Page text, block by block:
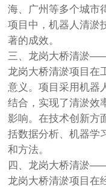
海、广州等多个城市
项目中，机器人清淤
著的成效。
三、龙岗大桥清淤
龙岗大桥清淤项目在
意义。项目采用机器
结合，实现了清淤效
影响。在技术创新方
括数据分析、机器学
和方法。
四、龙岗大桥清淤
龙岗大桥清淤项目在